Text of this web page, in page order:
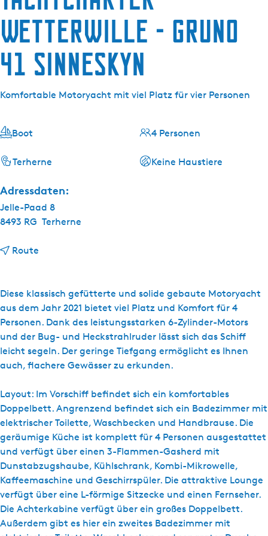
Wetterwille - Gruno
41 Sinneskyn
Komfortable Motoryacht mit viel Platz für vier Personen
Diese klassisch gefütterte und solide gebaute Motoryacht
aus dem Jahr 2021 bietet viel Platz und Komfort für 4
Personen. Dank des leistungsstarken 6-Zylinder-Motors
und der Bug- und Heckstrahlruder lässt sich das Schiff
leicht segeln. Der geringe Tiefgang ermöglicht es Ihnen
auch, flachere Gewässer zu erkunden.
Layout: Im Vorschiff befindet sich ein komfortables
Doppelbett. Angrenzend befindet sich ein Badezimmer mit
elektrischer Toilette, Waschbecken und Handbrause. Die
geräumige Küche ist komplett für 4 Personen ausgestattet
und verfügt über einen 3-Flammen-Gasherd mit
Dunstabzugshaube, Kühlschrank, Kombi-Mikrowelle,
Kaffeemaschine und Geschirrspüler. Die attraktive Lounge
verfügt über eine L-förmige Sitzecke und einen Fernseher.
Die Achterkabine verfügt über ein großes Doppelbett.
Außerdem gibt es hier ein zweites Badezimmer mit
Boot
Terherne
4 Personen
Keine Haustiere
Adressdaten:
Jelle-Paad 8
8493 RG Terherne
Route
Y
a
c
h
t
c
a
r
t
e
r
W
e
t
t
e